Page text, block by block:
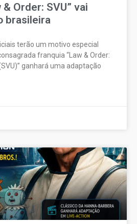
& Order: SVU” vai
brasileira
terão um motivo especial
franquia “Law & Order:
ganhará uma adaptação